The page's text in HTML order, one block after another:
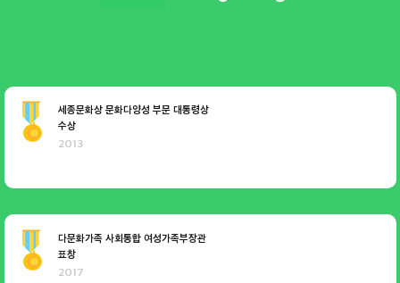
세종문화상 문화다양성 부문 대통령상
수상
2013
다문화가족 사회통합 여성가족부장관
표창
2017